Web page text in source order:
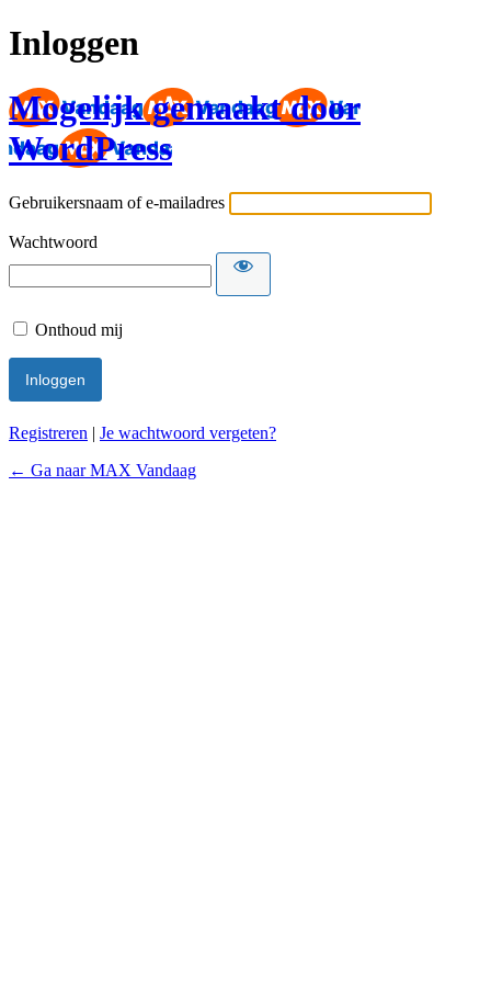
Inloggen
Mogelijk gemaakt door
WordPress
Gebruikersnaam of e-mailadres
Wachtwoord
Onthoud mij
Registreren | Je wachtwoord vergeten?
← Ga naar MAX Vandaag